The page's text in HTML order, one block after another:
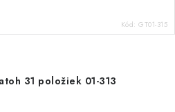
Kód: GT01-315
31 položiek 01-313